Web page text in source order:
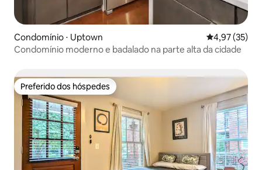
Condomínio ⋅ Uptown 4,97 de uma
4,97 (35)
Condomínio moderno e badalado na parte alta da cidade
Preferido dos hóspedes
Preferido dos hóspedes